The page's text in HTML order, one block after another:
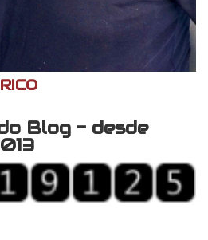
Blog - desde